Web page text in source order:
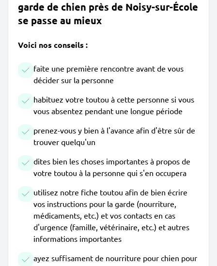
garde de chien près de Noisy-sur-École
se passe au mieux
Voici nos conseils :
faite une première rencontre avant de vous
décider sur la personne
habituez votre toutou à cette personne si vous
vous absentez pendant une longue période
prenez-vous y bien à l'avance afin d'être sûr de
trouver quelqu'un
dites bien les choses importantes à propos de
votre toutou à la personne qui s'en occupera
utilisez notre fiche toutou afin de bien écrire
vos instructions pour la garde (nourriture,
médicaments, etc.) et vos contacts en cas
d'urgence (famille, vétérinaire, etc.) et autres
informations importantes
ayez suffisament de nourriture pour chien pour